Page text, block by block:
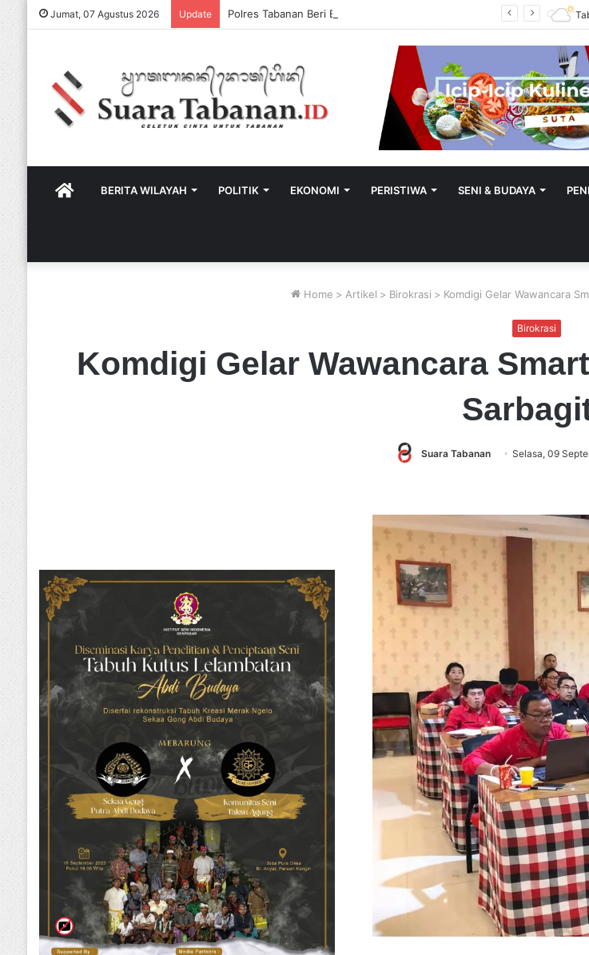
Jumat, 07 Agustus 2026 Update
HOMEBERITA WILAYAH POLITIK EKONOMI PERISTIWA SENI & BUDAYA
Home > Artikel > Birokrasi > Komdigi Gelar Wawancara
Birokrasi
Komdigi Gelar Wawancara
Suara Tabanan Selasa, 09